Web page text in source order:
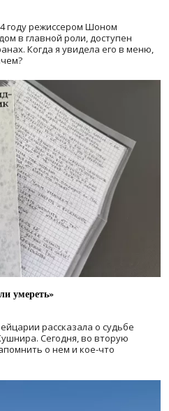
годурежиссером Шоном
в главной роли, доступен
Когда я увидела его в меню,
умереть»
рассказала о судьбе
Сегодня, во вторую
о нем и кое-что